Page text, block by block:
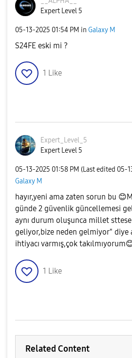
Expert Level 5
‎05-13-2025 01:54 PM in Galaxy M
S24FE eski mi ?
1 Like
Expert_Level_5
Expert Level 5
‎05-13-2025 01:58 PM (Last edited ‎05-
Galaxy M
hayır,yeni ama zaten sorun bu 😊
günde 2 güvenlik güncellemesi
aynı durum oluşunca millet
geliyor,bize neden gelmiyor" diye
ihtiyacı varmış,çok takılmıyorum
1 Like
Related Content